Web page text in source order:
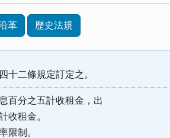
革 歷史法規
十二條規定訂定之。
百分之五計收租金，出
收租金。
限制。